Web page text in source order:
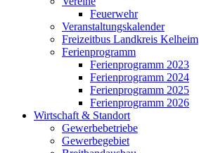
Feuerwehr
Veranstaltungskalender
Freizeitbus Landkreis Kelheim
Ferienprogramm
Ferienprogramm 2023
Ferienprogramm 2024
Ferienprogramm 2025
Ferienprogramm 2026
Wirtschaft & Standort
Gewerbebetriebe
Gewerbegebiet